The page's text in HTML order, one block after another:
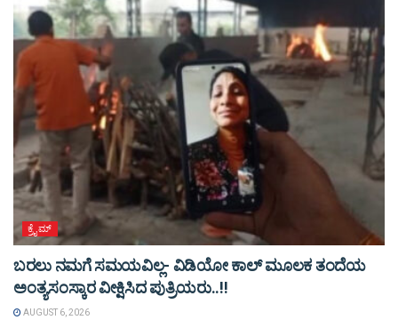
ಕ್ರೈಮ್
ಬರಲು ನಮಗೆ ಸಮಯವಿಲ್ಲ- ವಿಡಿಯೋ ಕಾಲ್ ಮೂಲಕ ತಂದೆಯ
ಅಂತ್ಯಸಂಸ್ಕಾರ ವೀಕ್ಷಿಸಿದ ಪುತ್ರಿಯರು..!!
AUGUST 6, 2026